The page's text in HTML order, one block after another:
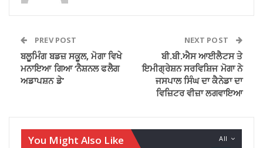
PREV POST
ਬਲੂਮਿੰਗ ਬਡਜ਼ ਸਕੂਲ, ਮੋਗਾ ਵਿਖੇ
ਮਨਾਇਆ ਗਿਆ ‘ਨੈਸ਼ਨਲ ਫਲੈਗ
ਅਡਾਪਸ਼ਨ ਡੇ’
NEXT POST
ਬੀ.ਬੀ.ਐਸ ਆਈਲੈਟਸ ਤੇ
ਇਮੀਗ੍ਰੇਸ਼ਨ ਸਰਵਿਸ਼ਿਜ ਮੋਗਾ ਨੇ
ਜਸਪਾਲ ਸਿੰਘ ਦਾ ਕੈਨੇਡਾ ਦਾ
ਵਿਜ਼ਿਟਰ ਵੀਜ਼ਾ ਲਗਵਾਇਆ
All
You Might Also Like